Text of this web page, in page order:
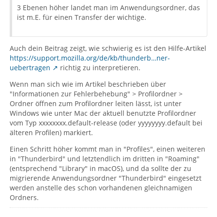
3 Ebenen höher landet man im Anwendungsordner, das
ist m.E. für einen Transfer der wichtige.
Auch dein Beitrag zeigt, wie schwierig es ist den Hilfe-Artikel
https://support.mozilla.org/de/kb/thunderb…ner-
uebertragen
richtig zu interpretieren.
Wenn man sich wie im Artikel beschrieben über
"Informationen zur Fehlerbehebung" > Profilordner >
Ordner öffnen zum Profilordner leiten lässt, ist unter
Windows wie unter Mac der aktuell benutzte Profilordner
vom Typ xxxxxxxx.default-release (oder yyyyyyyy.default bei
älteren Profilen) markiert.
Einen Schritt höher kommt man in "Profiles", einen weiteren
in "Thunderbird" und letztendlich im dritten in "Roaming"
(entsprechend "Library" in macOS), und da sollte der zu
migrierende Anwendungsordner "Thunderbird" eingesetzt
werden anstelle des schon vorhandenen gleichnamigen
Ordners.